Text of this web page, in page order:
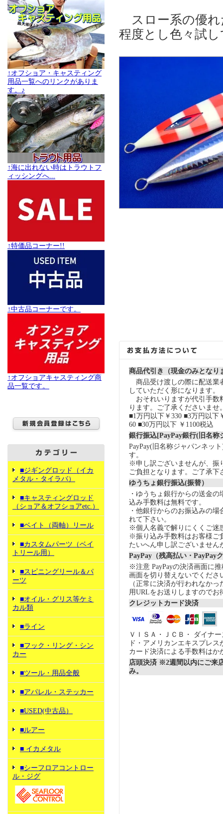
↑オフショア・キャスティング
用品一覧へのリンクがありま
す。♪
↑海に出れない時はトラウトフ
ィッシングへ...
↑特価品コーナー!!
↑中古品コーナーです。
↑オフショアキャスティング商
品一覧です。
■ジギングロッド（イカ
メタル・タイラバ）
■キャスティングロッド
（ショア＆オフショアetc.）
■ベイト（両軸）リール
■カスタムパーツ（ベイ
トリール用）
■スピニングリール＆パ
ーツ
■オイル・グリス等ケミ
カル類
■ライン
■フック・リング・シン
カー
■ツール・用品全般
■アパレル・ステッカー
■USED(中古品）
■ルアー
■ イカメタル
■シーフロアコントロー
ル・ジグ
スロー系の優れ
程度とし色々試
商品代引き（現金のみとなり
商品受け渡しの際に配送業
していただく形になります。
おそれいりますが代引手数
ります。ご了承くださいませ
■1万円以下￥330 ■3万円以下
60 ■30万円以下 ￥1100税込
銀行振込[PayPay銀行(旧名称
PayPay(旧名称ジャパンネッ
す。
※申し訳ございませんが、振
ご負担となります。ご了承下
ゆうちょ銀行振込(振替）
・ゆうちょ銀行からの送金
込み手数料は無料です。
・他銀行からのお振込みの場
れて下さい。
※個人名義で解りにくくご迷
※振り込み手数料はお客様ご
たいへん申し訳ございません
PayPay（残高払い・PayPay
※注意 PayPayの決済画面に
画面を切り替えないでくださ
（正常に決済が行われなか
用URLをお送りしますのでお
クレジットカード決済
ＶＩＳＡ・ＪＣＢ・ ダイナ
ド・アメリカンエキスプレ
カード決済による手数料はか
店頭決済 ※2週間以内にご来
み。